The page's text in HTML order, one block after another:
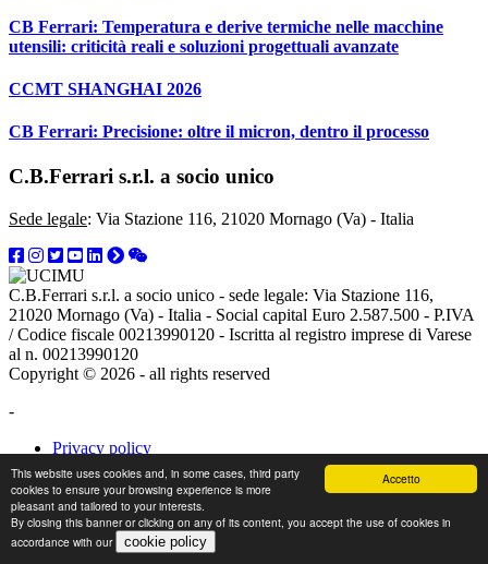
Accetto
This website uses cookies and, in some cases, third party
cookies to ensure your browsing experience is more
pleasant and tailored to your interests.
By closing this banner or clicking on any of its content, you accept the use of cookies in
accordance with our
cookie policy
CB Ferrari: Temperatura e derive termiche nelle macchine
utensili: criticità reali e soluzioni progettuali avanzate
CCMT SHANGHAI 2026
CB Ferrari: Precisione: oltre il micron, dentro il processo
C.B.Ferrari s.r.l. a socio unico
Sede legale: Via Stazione 116, 21020 Mornago (Va) - Italia
C.B.Ferrari s.r.l. a socio unico - sede legale: Via Stazione 116,
21020 Mornago (Va) - Italia - Social capital Euro 2.587.500 - P.IVA
/ Codice fiscale 00213990120 - Iscritta al registro imprese di Varese
al n. 00213990120
Copyright © 2026 - all rights reserved
-
Privacy policy
Cookie policy
Credits